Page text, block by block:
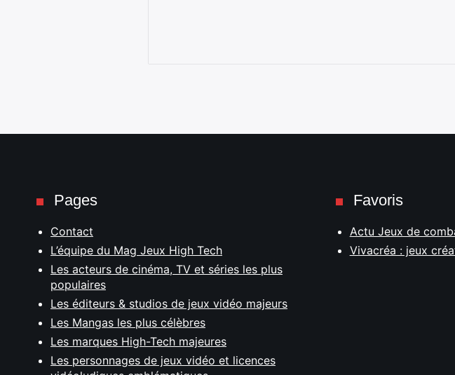
Pages
Contact
L’équipe du Mag Jeux High Tech
Les acteurs de cinéma, TV et séries les plus
populaires
Les éditeurs & studios de jeux vidéo majeurs
Les Mangas les plus célèbres
Les marques High-Tech majeures
Les personnages de jeux vidéo et licences
Favoris
Actu Jeux de
Vivacréa : jeux